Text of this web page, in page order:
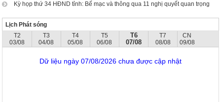
Kỳ họp thứ 34 HĐND tỉnh: Bế mạc và thông qua 11 nghị quyết quan trọng
Lịch Phát sóng
T2
03/08
T3
04/08
T4
05/08
T5
06/08
T6
07/08
T7
08/08
CN
09/08
Dữ liệu ngày 07/08/2026 chưa được cập nhật